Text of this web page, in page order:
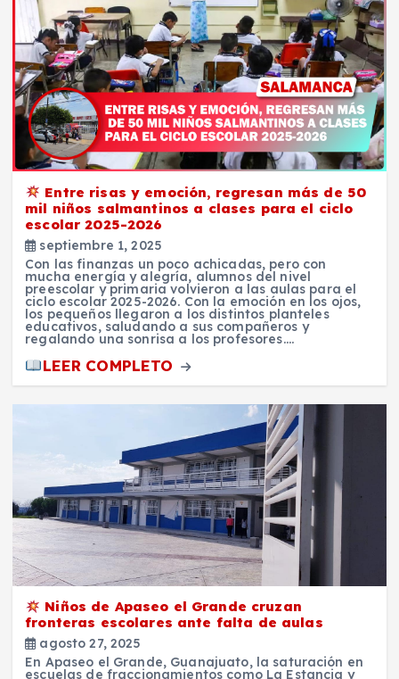
Entre risas y emoción, regresan más de 50
mil niños salmantinos a clases para el ciclo
escolar 2025-2026
septiembre 1, 2025
Con las finanzas un poco achicadas, pero con
mucha energía y alegría, alumnos del nivel
preescolar y primaria volvieron a las aulas para el
ciclo escolar 2025-2026. Con la emoción en los ojos,
los pequeños llegaron a los distintos planteles
educativos, saludando a sus compañeros y
regalando una sonrisa a los profesores.…
LEER COMPLETO
Niños de Apaseo el Grande cruzan
fronteras escolares ante falta de aulas
agosto 27, 2025
En Apaseo el Grande, Guanajuato, la saturación en
escuelas de fraccionamientos como La Estancia y